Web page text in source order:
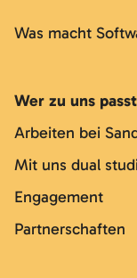
Was macht
Wer zu uns passt
Arbeiten bei
Mit uns dual
Engagement
Partnerschaften